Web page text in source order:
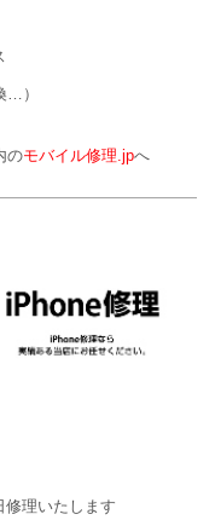
…）
のモバイル修理.jpへ
修理いたします